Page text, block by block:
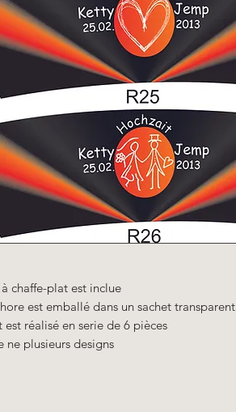
chaffe-plat est inclue
est emballé dans un sachet transparent
réalisé en serie de 6 pièces
ne plusieurs designs